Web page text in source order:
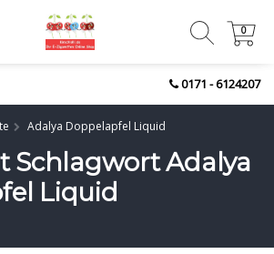
0171 - 6124207
0
0
Adalya Doppelapfel Liquid
Schlagwort Adalya
Liquid